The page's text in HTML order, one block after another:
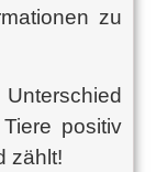
zu
positiv
zählt!